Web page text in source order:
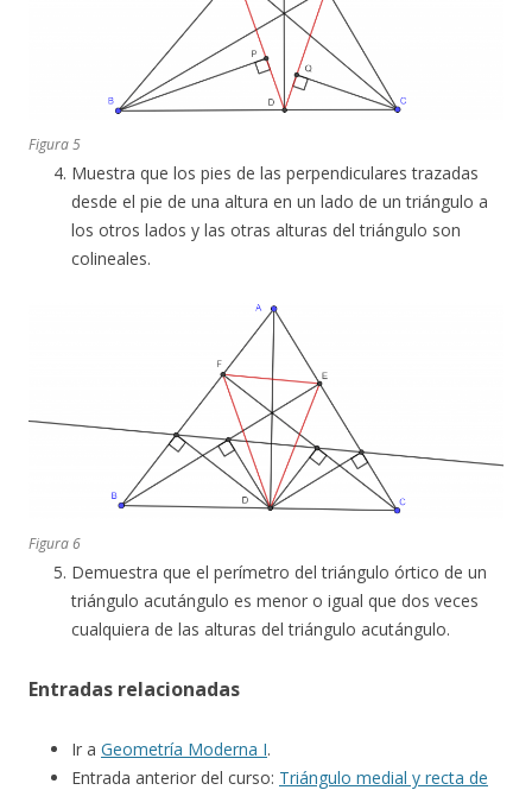
Figura 5
Muestra que los pies de las perpendiculares trazadas
desde el pie de una altura en un lado de un triángulo a
los otros lados y las otras alturas del triángulo son
colineales.
Figura 6
Demuestra que el perímetro del triángulo órtico de un
triángulo acutángulo es menor o igual que dos veces
cualquiera de las alturas del triángulo acutángulo.
Entradas relacionadas
Ir a Geometría Moderna I.
Entrada anterior del curso: Triángulo medial y recta de